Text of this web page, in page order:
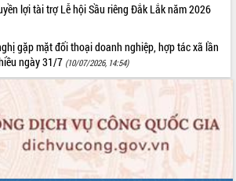
lợi tài trợ Lễ hội Sầu riêng Đắk Lắk năm 2026
gặp mặt đối thoại doanh nghiệp, hợp tác xã lần
ngày 31/7 (10/07/2026, 14:54)